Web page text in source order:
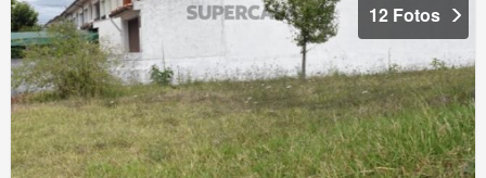
12 Fotos